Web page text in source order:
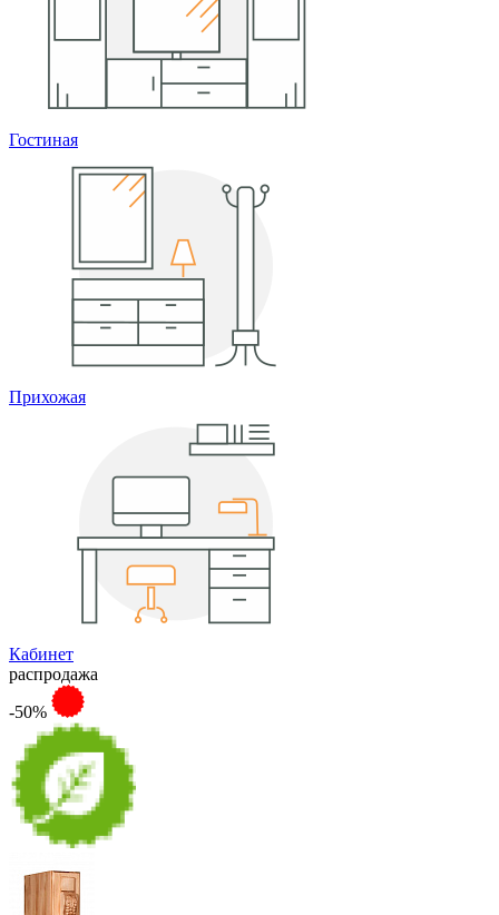
Гостиная
Прихожая
Кабинет
распродажа
-50%